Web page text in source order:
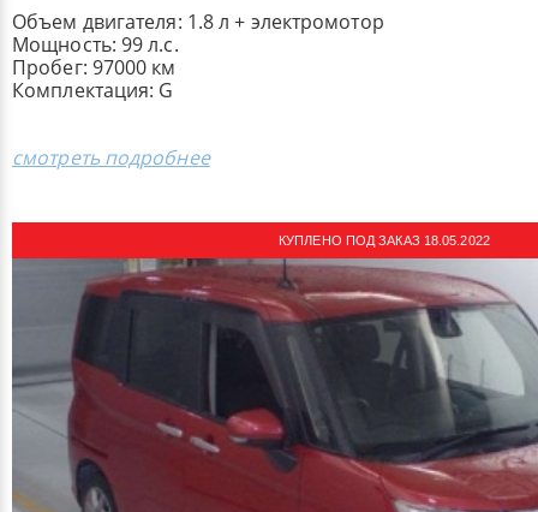
Объем двигателя: 1.8 л + электромотор
Мощность: 99 л.с.
Пробег: 97000 км
Комплектация: G
смотреть подробнее
КУПЛЕНО ПОД ЗАКАЗ 18.05.2022